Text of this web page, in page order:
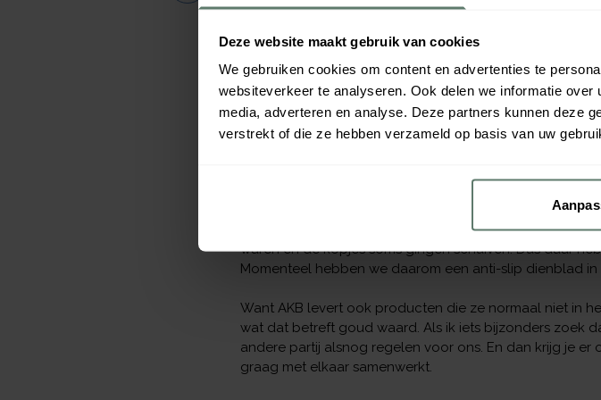
Deze website maakt gebruik van cookies
We gebruiken cookies om content en advertenties te
websiteverkeer te analyseren. Ook delen we informatie
media, adverteren en analyse. Deze partners kunnen deze
verstrekt of die ze hebben verzameld op basis van uw
personeel. En tevens doen we vanuit het restaurant de
Samen met een collega ben ik naar de AKB-
wel heel erg goed. Toen we dit servies, de borden en
Je weet dat het bij AKB in orde komt: ik werk al jaren
één telefoontje en ze komen langs, je bespreekt het en
assemblagekeuken gebouwd. Daar heeft AKB ons
Praktische probleempjes zijn er natuurlijk ook wel
waren en de kopjes soms gingen schuiven. Dus daar
Momenteel hebben we daarom een anti-slip dienblad
Want AKB levert ook producten die ze normaal niet in
wat dat betreft goud waard. Als ik iets bijzonders zoek
andere partij alsnog regelen voor ons. En dan krijg je
graag met elkaar samenwerkt.